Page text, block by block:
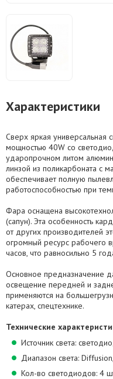
Характеристики
Сверх яркая универсальная
мощностью 40W со
ударопрочном литом
линзой из поликарбоната с
обеспечивает полную
работоспособностью при
Фара оснащена
(сапун). Эта особенность
от других производителей
огромный ресурс рабочего
часов, что равносильно 5
Основное предназначение
освещение передней и
применяются на
катерах, спецтехнике.
Технические
Источник света:
Диапазон света:
Кол-во светодиодов: 4